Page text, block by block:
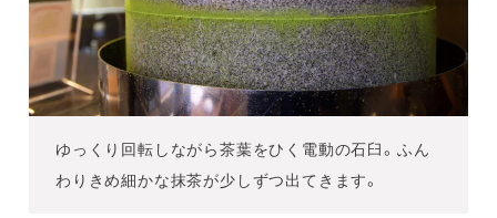
ゆっくり回転しながら茶葉をひく電動の石臼。ふん
わりきめ細かな抹茶が少しずつ出てきます。